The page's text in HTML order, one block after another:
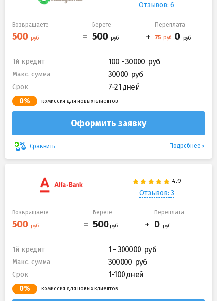
Отзывов: 6
Возвращаете Берете Переплата
1й кредит 100 - 30000
Макс. сумма 30000
Срок 7-21 дней
0% комиссия для новых клиентов
Оформить заявку
Сравнить Подробнее
Отзывов: 3
Возвращаете Берете Переплата
1й кредит 1 - 300000
Макс. сумма 300000
Срок 1-100 дней
0% комиссия для новых клиентов